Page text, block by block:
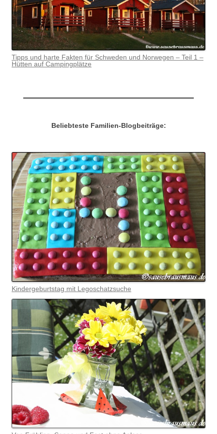
Tipps und harte Fakten für Schweden und Norwegen – Teil 1 –
Hütten auf Campingplätze
Beliebteste Familien-Blogbeiträge:
Kindergeburtstag mit Legoschatzsuche